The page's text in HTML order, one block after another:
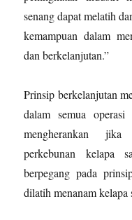
senang dapat melatih
kemampuan dalam
dan berkelanjutan.”
Prinsip berkelanjutan
dalam semua operasi
mengherankan
perkebunan
berpegang pada
dilatih menanam